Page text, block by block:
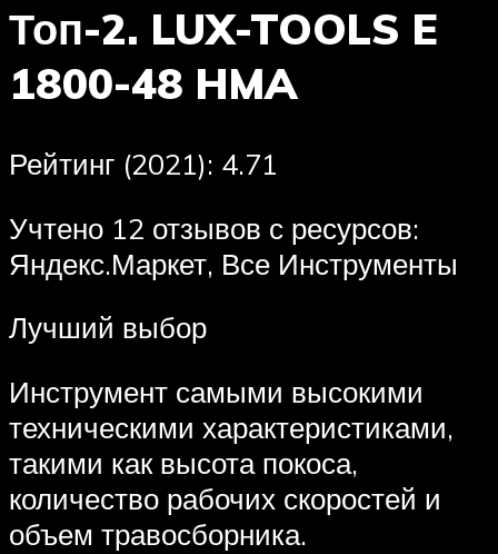
Топ-2. LUX-TOOLS E
1800-48 HMA
Рейтинг (2021): 4.71
Учтено 12 отзывов с ресурсов:
Яндекс.Маркет, Все Инструменты
Лучший выбор
Инструмент самыми высокими
техническими характеристиками,
такими как высота покоса,
количество рабочих скоростей и
объем травосборника.